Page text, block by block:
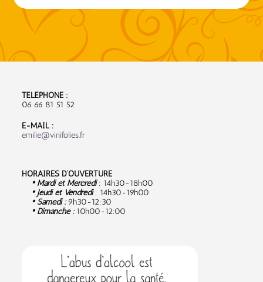
TÉLÉPHONE :
06 66 81 51 52
E-MAIL :
emilie@vinifolies.fr
HORAIRES D’OUVERTURE
• Mardi et Mercredi: 14h30-18h00
• Jeudi et Vendredi: 14h30-19h00
• Samedi :9h30-12:30
• Dimanche :10h00-12:00